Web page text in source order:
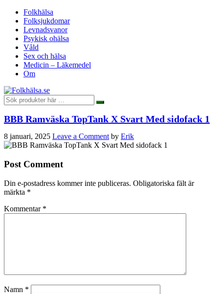
Folkhälsa
Folksjukdomar
Levnadsvanor
Psykisk ohälsa
Våld
Sex och hälsa
Medicin – Läkemedel
Om
BBB Ramväska TopTank X Svart Med sidofack 1
8 januari, 2025 Leave a Comment by Erik
Post Comment
Din e-postadress kommer inte publiceras. Obligatoriska fält är
märkta *
Kommentar *
Namn *